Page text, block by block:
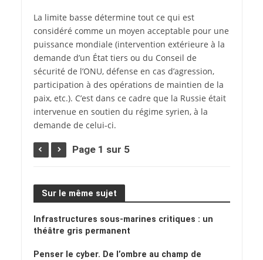
La limite basse détermine tout ce qui est
considéré comme un moyen acceptable pour une
puissance mondiale (intervention extérieure à la
demande d’un État tiers ou du Conseil de
sécurité de l’ONU, défense en cas d’agression,
participation à des opérations de maintien de la
paix, etc.). C’est dans ce cadre que la Russie était
intervenue en soutien du régime syrien, à la
demande de celui‑ci.
Page 1 sur 5
Sur le même sujet
Infrastructures sous-marines critiques : un
théâtre gris permanent
Penser le cyber. De l’ombre au champ de